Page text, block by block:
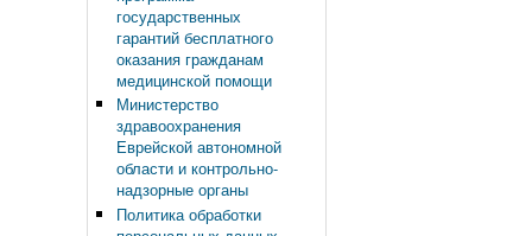
государственных
гарантий бесплатного
оказания гражданам
медицинской помощи
Министерство
здравоохранения
Еврейской автономной
области и контрольно-
надзорные органы
Политика обработки